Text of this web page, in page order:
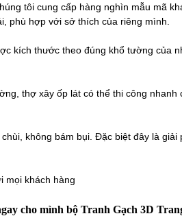
tôi cung cấp hàng nghìn mẫu mã
phù hợp với sở thích của riêng mình.
kích thước theo đúng khổ tường
thợ xây ốp lát có thể thi công
không bám bụi. Đặc biệt đây là
mọi khách hàng
cho mình bộ Tranh Gạch 3D